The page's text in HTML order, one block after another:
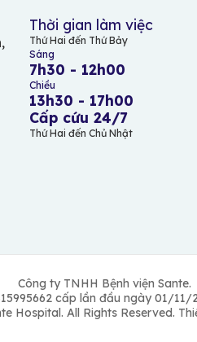
Thời gian làm việc
Thứ Hai đến Thứ Bảy
Sáng
7h30 - 12h00
Chiều
13h30 - 17h00
Cấp cứu 24/7
Thứ Hai đến Chủ Nhật
Công ty TNHH Bệnh viện Sante.
cấp lần đầu ngày 01/11/
Hospital. All Rights Reserved.